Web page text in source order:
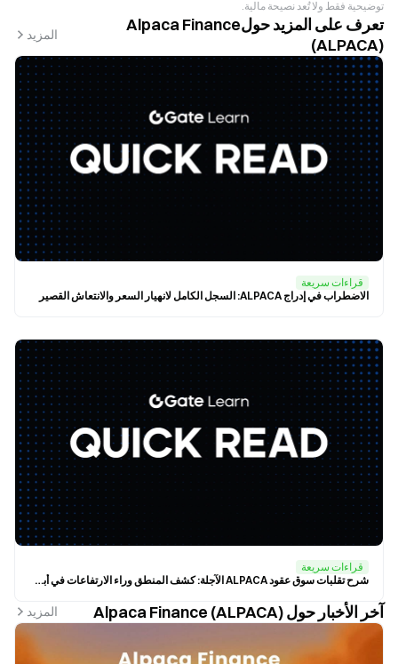
توضيحية فقط ولا تُعد نصيحة مالية.
تعرف على المزيد حولAlpaca Finance
(ALPACA)
المزيد
قراءات سريعة
الاضطراب في إدراج ALPACA: السجل الكامل لانهيار السعر والانتعاش القصير
قراءات سريعة
شرح تقلبات سوق عقود ALPACA الآجلة: كشف المنطق وراء الارتفاعات في أبريل ويوليو
آخر الأخبار حول Alpaca Finance (ALPACA) المزيد